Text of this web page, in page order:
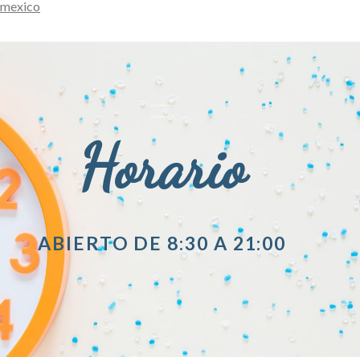
mexico
Horario
ABIERTO DE 8:30 A 21:00